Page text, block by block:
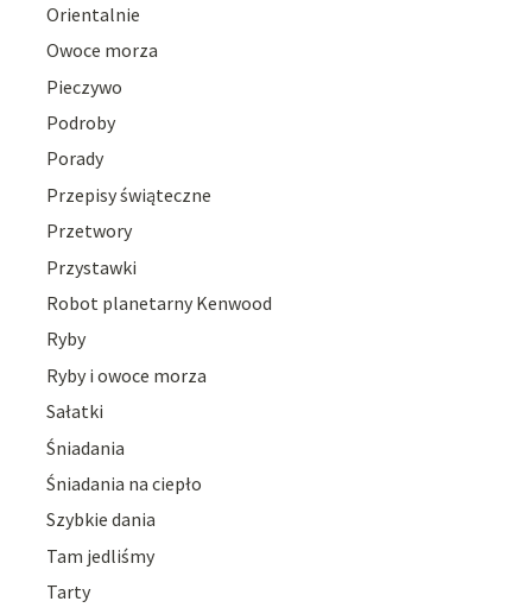
Orientalnie
Owoce morza
Pieczywo
Podroby
Porady
Przepisy świąteczne
Przetwory
Przystawki
Robot planetarny Kenwood
Ryby
Ryby i owoce morza
Sałatki
Śniadania
Śniadania na ciepło
Szybkie dania
Tam jedliśmy
Tarty